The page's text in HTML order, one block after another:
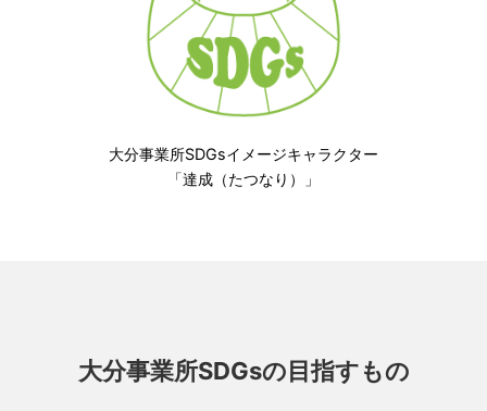
大分事業所SDGsイメージキャラクター
「達成（たつなり）」
大分事業所SDGsの目指すもの